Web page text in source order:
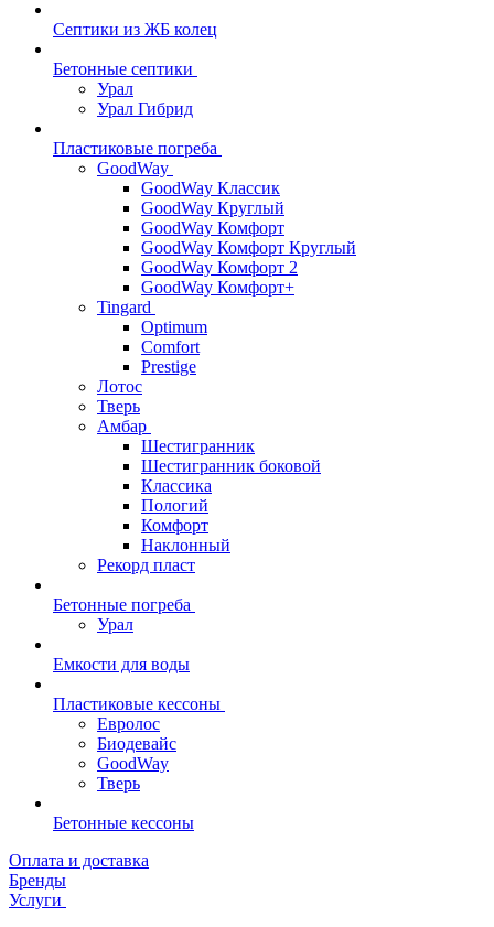
Септики из ЖБ колец
Бетонные септики
Урал
Урал Гибрид
Пластиковые погреба
GoodWay
GoodWay Классик
GoodWay Круглый
GoodWay Комфорт
GoodWay Комфорт Круглый
GoodWay Комфорт 2
GoodWay Комфорт+
Tingard
Optimum
Comfort
Prestige
Лотос
Тверь
Амбар
Шестигранник
Шестигранник боковой
Классика
Пологий
Комфорт
Наклонный
Рекорд пласт
Бетонные погреба
Урал
Емкости для воды
Пластиковые кессоны
Евролос
Биодевайс
GoodWay
Тверь
Бетонные кессоны
Оплата и доставка
Бренды
Услуги